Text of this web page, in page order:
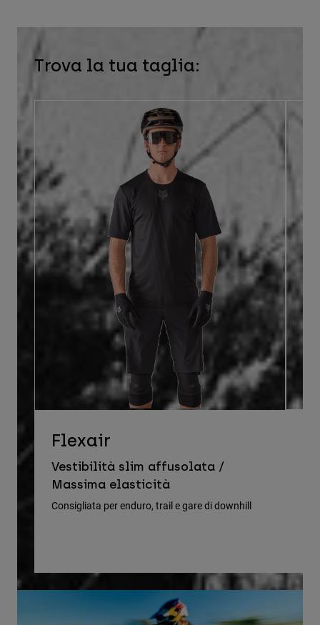
Trova la tua taglia:
Flexair
Vestibilità slim affusolata /
Massima elasticità
Consigliata per enduro, trail e gare di downhill